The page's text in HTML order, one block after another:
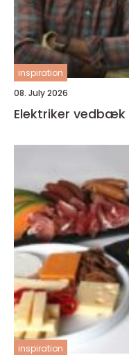
inspiration
08. July 2026
inspiration